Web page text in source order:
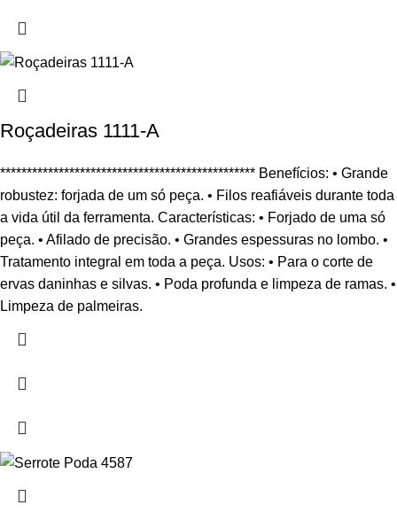
Roçadeiras 1111-A
************************************************ Benefícios: • Grande
robustez: forjada de um só peça. • Filos reafiáveis durante toda
a vida útil da ferramenta. Características: • Forjado de uma só
peça. • Afilado de precisão. • Grandes espessuras no lombo. •
Tratamento integral em toda a peça. Usos: • Para o corte de
ervas daninhas e silvas. • Poda profunda e limpeza de ramas. •
Limpeza de palmeiras.